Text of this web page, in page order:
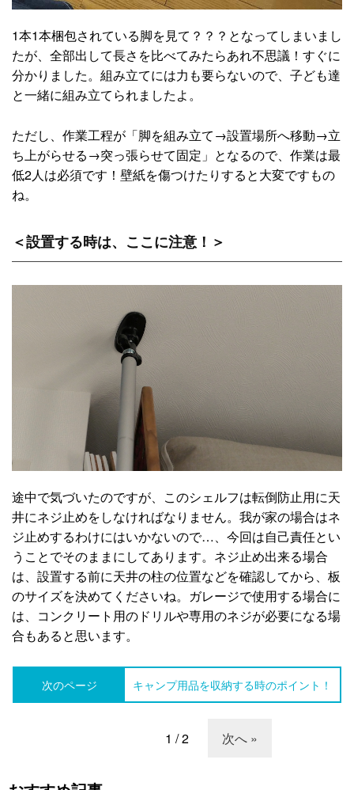
1本1本梱包されている脚を見て？？？となってしまいまし
たが、全部出して長さを比べてみたらあれ不思議！すぐに
分かりました。組み立てには力も要らないので、子ども達
と一緒に組み立てられましたよ。
ただし、作業工程が「脚を組み立て→設置場所へ移動→立
ち上がらせる→突っ張らせて固定」となるので、作業は最
低2人は必須です！壁紙を傷つけたりすると大変ですもの
ね。
＜設置する時は、ここに注意！＞
途中で気づいたのですが、このシェルフは転倒防止用に天
井にネジ止めをしなければなりません。我が家の場合はネ
ジ止めするわけにはいかないので…、今回は自己責任とい
うことでそのままにしてあります。ネジ止め出来る場合
は、設置する前に天井の柱の位置などを確認してから、板
のサイズを決めてくださいね。ガレージで使用する場合に
は、コンクリート用のドリルや専用のネジが必要になる場
合もあると思います。
次のページ キャンプ用品を収納する時のポイント！
次へ »
1 / 2